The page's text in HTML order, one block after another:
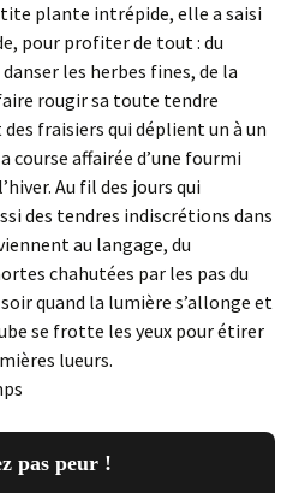
plante intrépide, elle a saisi
pour profiter de tout : du
les herbes fines, de la
rougir sa toute tendre
fraisiers qui déplient un à un
course affairée d’une fourmi
Au fil des jours qui
des tendres indiscrétions dans
au langage, du
chahutées par les pas du
quand la lumière s’allonge et
se frotte les yeux pour étirer
lueurs.
pas peur !